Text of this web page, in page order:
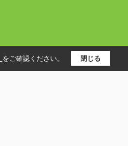
をご確認ください。 閉じる